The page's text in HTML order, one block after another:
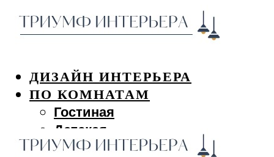
ДИЗАЙН ИНТЕРЬЕРА
ПО КОМНАТАМ
Гостиная
Детская
Спальня